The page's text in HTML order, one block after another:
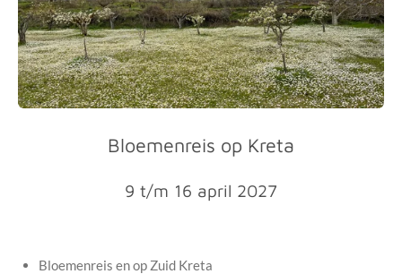
Bloemenreis op Kreta
9 t/m 16 april 2027
Bloemenreis en op Zuid Kreta